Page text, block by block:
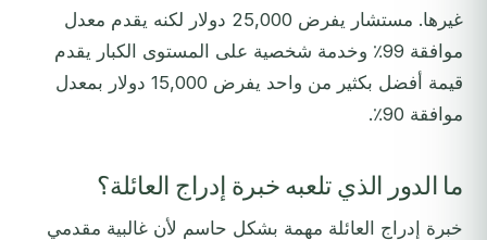
غيرها. مستشار يفرض 25,000 دولار لكنه يقدم معدل
موافقة 99٪ وخدمة شخصية على المستوى الكبار يقدم
قيمة أفضل بكثير من واحد يفرض 15,000 دولار بمعدل
موافقة 90٪.
ما الدور الذي تلعبه خبرة إدراج العائلة؟
خبرة إدراج العائلة مهمة بشكل حاسم لأن غالبية مقدمي